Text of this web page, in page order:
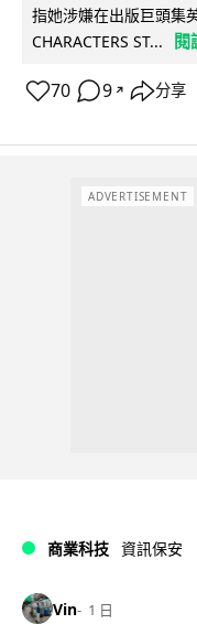
指她涉嫌在出版巨頭集
CHARACTERS ST...
閱
70 9 ↗ 分享
ADVERTISEMENT
商業科技 資訊保安
Vin 1 日